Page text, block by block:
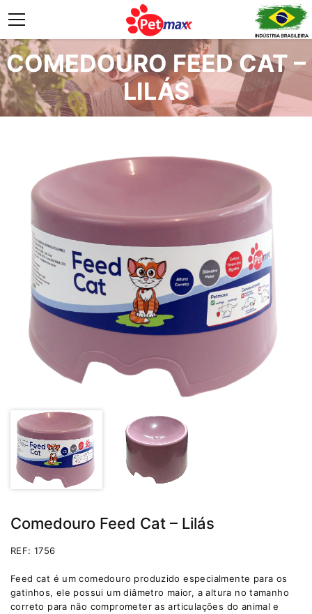
COMEDOURO FEED CAT –
LILÁS
Comedouro Feed Cat – Lilás
REF: 1756
Feed cat é um comedouro produzido especialmente para os
gatinhos, ele possui um diâmetro maior, a altura no tamanho
correto para não comprometer as articulações do animal e